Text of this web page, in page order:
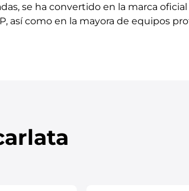
se ha convertido en la marca
así como en la mayora de equipos